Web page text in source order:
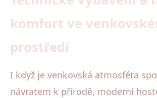
komfort ve
prostředí
I když je venkovská atmosféra
návratem k přírodě, moderní